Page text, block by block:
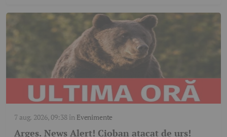
7 aug. 2026, 09:38în Evenimente
Argeş. News Alert! Cioban atacat de urs!